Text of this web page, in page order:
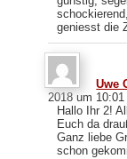
geniesst die
Uwe
2018 um 10:01
Hallo Ihr 2!
Euch da
Ganz liebe
schon